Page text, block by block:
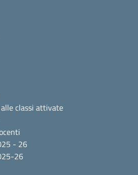
classi attivate
- 26
26